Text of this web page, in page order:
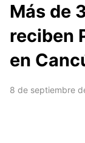
Más de
reciben
en
8 de septiembre